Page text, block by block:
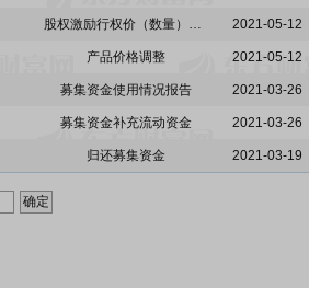
股权激励行权价（数量）调整 2021-05-12
产品价格调整 2021-05-12
募集资金使用情况报告 2021-03-26
募集资金补充流动资金 2021-03-26
归还募集资金 2021-03-19